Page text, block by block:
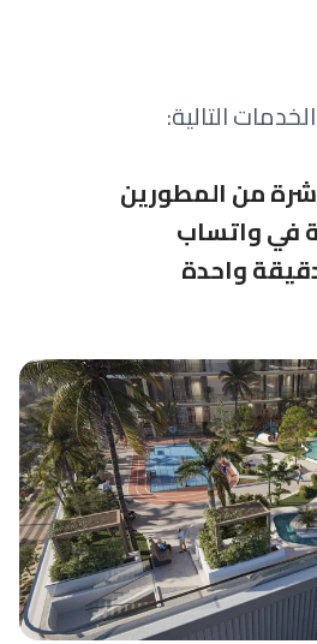
التالية:
من المطورين
في واتساب
واحدة